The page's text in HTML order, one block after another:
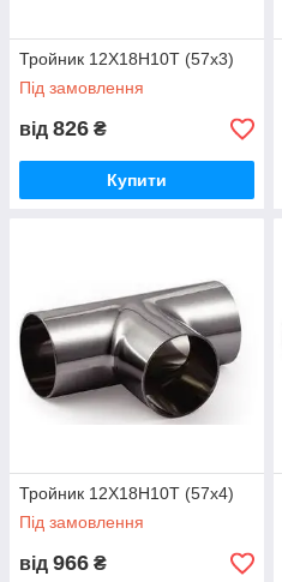
Тройник 12Х18Н10Т (57х3)
Під замовлення
від 826 ₴
Купити
Тройник 12Х18Н10Т (57х4)
Під замовлення
від 966 ₴